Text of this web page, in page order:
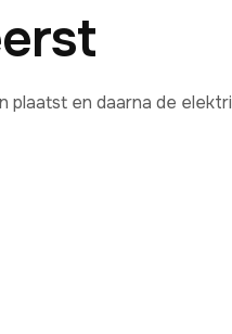
plaatst en daarna de